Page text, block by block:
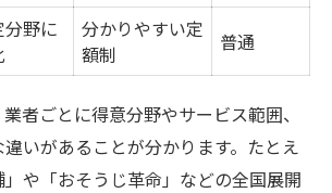
分野に
分かりやすい定
額制
普通
者ごとに得意分野やサービス範囲、
いがあることが分かります。たとえ
や「おそうじ革命」などの全国展開